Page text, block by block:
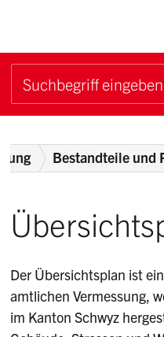
Navigieren
Suchbegriff
Bestandteile und
Der Übersichtsplan ist
amtlichen Vermessung,
im Kanton Schwyz